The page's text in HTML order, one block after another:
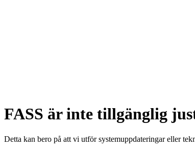
FASS är inte tillgänglig
Detta kan bero på att vi utför systemuppdateringar eller